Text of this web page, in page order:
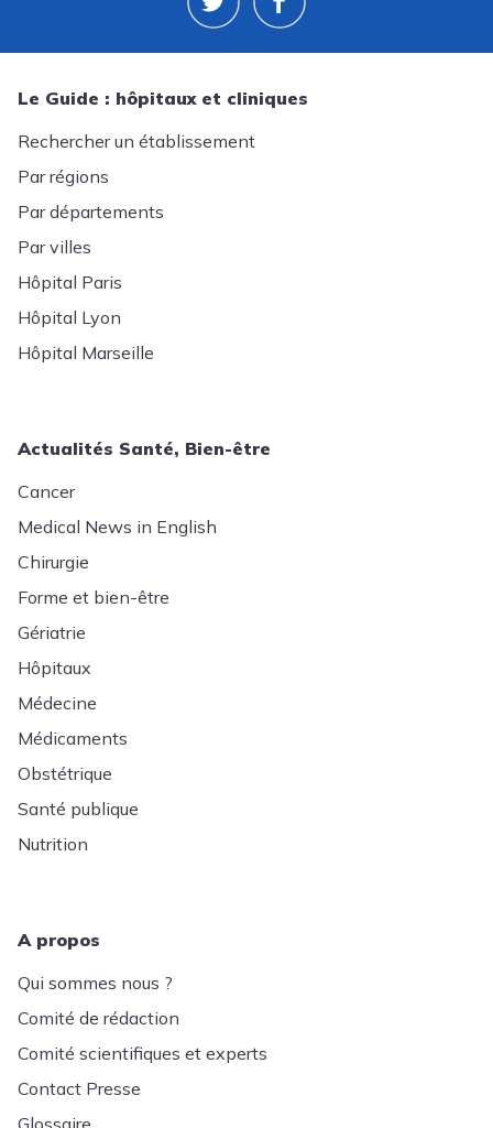
Le Guide : hôpitaux et cliniques
Rechercher un établissement
Par régions
Par départements
Par villes
Hôpital Paris
Hôpital Lyon
Hôpital Marseille
Actualités Santé, Bien-être
Cancer
Medical News in English
Chirurgie
Forme et bien-être
Gériatrie
Hôpitaux
Médecine
Médicaments
Obstétrique
Santé publique
Nutrition
A propos
Qui sommes nous ?
Comité de rédaction
Comité scientifiques et experts
Contact Presse
Glossaire